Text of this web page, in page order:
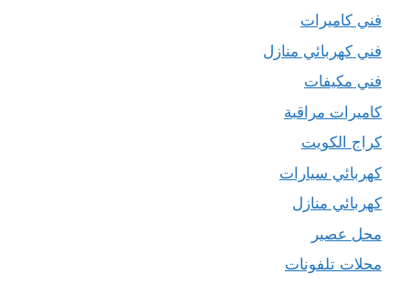
فني كاميرات
فني كهربائي منازل
فني مكيفات
كاميرات مراقبة
كراج الكويت
كهربائي سيارات
كهربائي منازل
محل عصير
محلات تلفونات